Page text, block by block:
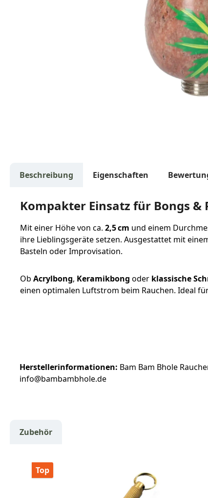
Beschreibung Eigenschaften
Kompakter Einsatz für Bongs &
Mit einer Höhe von ca. 2,5 cm und einem
ihre Lieblingsgeräte setzen. Ausgestattet mit
Basteln oder Improvisation.
Ob Acrylbong, Keramikbong oder klassische
einen optimalen Luftstrom beim Rauchen. Ideal
Herstellerinformationen: Bam Bam Bhole
info@bambambhole.de
Zubehör
Produktgalerie überspringen
Top